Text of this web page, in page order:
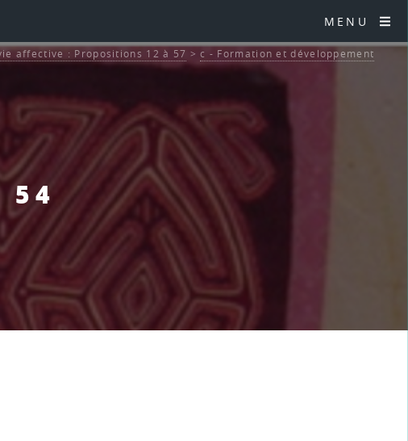
MENU
54
affective : Propositions 12 à 57 >c - Formation et développement